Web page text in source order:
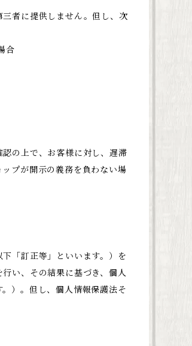
者に提供しません。但し、次
合
の上で、お客様に対し、遅滞
プが開示の義務を負わない場
「訂正等」といいます。）を
い、その結果に基づき、個人
）。但し、個人情報保護法そ